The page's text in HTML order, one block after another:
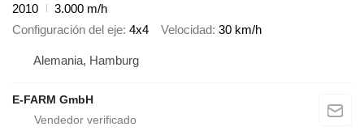
2010
3.000 m/h
Configuración del eje 4x4 Velocidad 30 km/h
Alemania, Hamburg
E-FARM GmbH